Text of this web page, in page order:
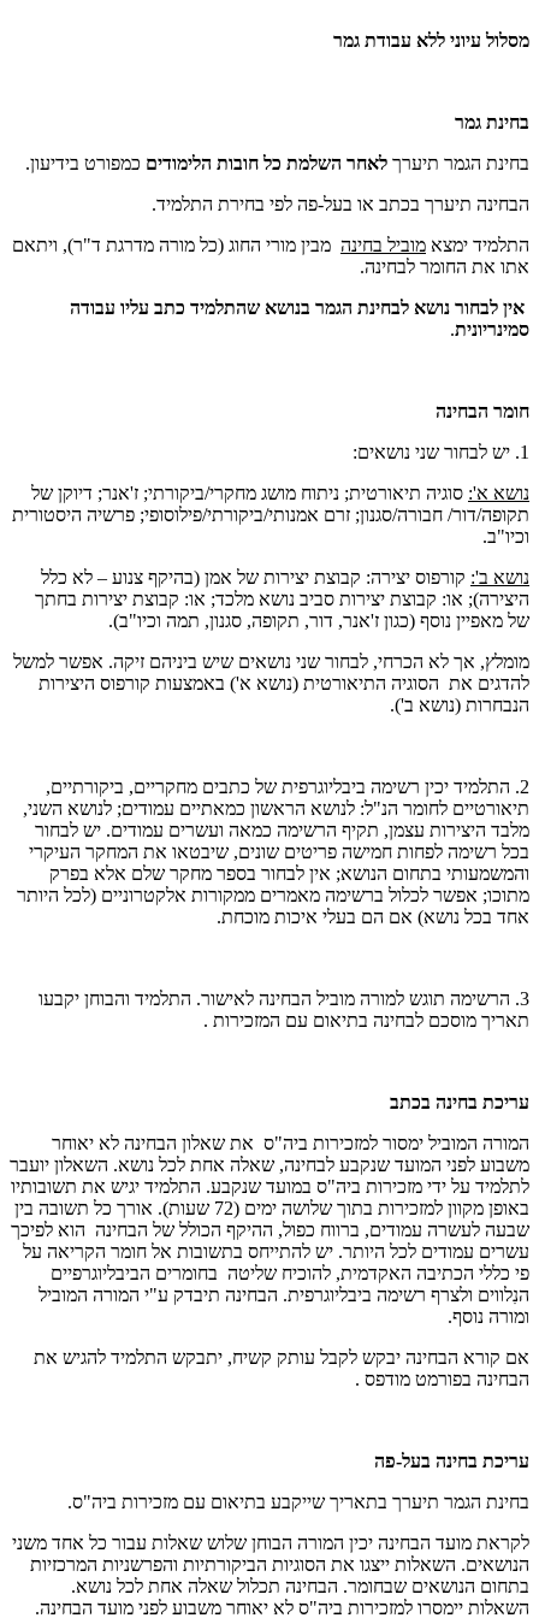
מסלול עיוני ללא עבודת גמר
בחינת גמר
בחינת הגמר תיערך לאחר השלמת כל חובות הלימודים כמפורט בידיעון.
הבחינה תיערך בכתב או בעל-פה לפי בחירת התלמיד.
התלמיד ימצא מוביל בחינה מבין מורי החוג (כל מורה מדרגת ד"ר), ויתאם
אתו את החומר לבחינה.
אין לבחור נושא לבחינת הגמר בנושא שהתלמיד כתב עליו עבודה
סמינריונית.
חומר הבחינה
1. יש לבחור שני נושאים:
נושא א': סוגיה תיאורטית; ניתוח מושג מחקרי/ביקורתי; ז'אנר; דיוקן של
תקופה/דור/ חבורה/סגנון; זרם אמנותי/ביקורתי/פילוסופי; פרשיה היסטורית
וכיו"ב.
נושא ב': קורפוס יצירה: קבוצת יצירות של אמן (בהיקף צנוע – לא כלל
היצירה); או: קבוצת יצירות סביב נושא מלכד; או: קבוצת יצירות בחתך
של מאפיין נוסף (כגון ז'אנר, דור, תקופה, סגנון, תמה וכיו"ב).
מומלץ, אך לא הכרחי, לבחור שני נושאים שיש ביניהם זיקה. אפשר למשל
להדגים את הסוגיה התיאורטית (נושא א') באמצעות קורפוס היצירות
הנבחרות (נושא ב').
2. התלמיד יכין רשימה ביבליוגרפית של כתבים מחקריים, ביקורתיים,
תיאורטיים לחומר הנ"ל: לנושא הראשון כמאתיים עמודים; לנושא השני,
מלבד היצירות עצמן, תקיף הרשימה כמאה ועשרים עמודים. יש לבחור
בכל רשימה לפחות חמישה פריטים שונים, שיבטאו את המחקר העיקרי
והמשמעותי בתחום הנושא; אין לבחור בספר מחקר שלם אלא בפרק
מתוכו; אפשר לכלול ברשימה מאמרים ממקורות אלקטרוניים (לכל היותר
אחד בכל נושא) אם הם בעלי איכות מוכחת.
3. הרשימה תוגש למורה מוביל הבחינה לאישור. התלמיד והבוחן יקבעו
תאריך מוסכם לבחינה בתיאום עם המזכירות .
עריכת בחינה בכתב
המורה המוביל ימסור למזכירות ביה"ס את שאלון הבחינה לא יאוחר
משבוע לפני המועד שנקבע לבחינה, שאלה אחת לכל נושא. השאלון יועבר
לתלמיד על ידי מזכירות ביה"ס במועד שנקבע. התלמיד יגיש את תשובותיו
באופן מקוון למזכירות בתוך שלושה ימים (72 שעות). אורך כל תשובה בין
שבעה לעשרה עמודים, ברווח כפול, ההיקף הכולל של הבחינה הוא לפיכך
עשרים עמודים לכל היותר. יש להתייחס בתשובות אל חומר הקריאה על
פי כללי הכתיבה האקדמית, להוכיח שליטה בחומרים הביבליוגרפיים
הנִלווים ולצרף רשימה ביבליוגרפית. הבחינה תיבדק ע"י המורה המוביל
ומורה נוסף.
אם קורא הבחינה יבקש לקבל עותק קשיח, יתבקש התלמיד להגיש את
הבחינה בפורמט מודפס .
עריכת בחינה בעל-פה
בחינת הגמר תיערך בתאריך שייקבע בתיאום עם מזכירות ביה"ס.
לקראת מועד הבחינה יכין המורה הבוחן שלוש שאלות עבור כל אחד משני
הנושאים. השאלות ייצגו את הסוגיות הביקורתיות והפרשניות המרכזיות
בתחום הנושאים שבחומר. הבחינה תכלול שאלה אחת לכל נושא.
השאלות יימסרו למזכירות ביה"ס לא יאוחר משבוע לפני מועד הבחינה.